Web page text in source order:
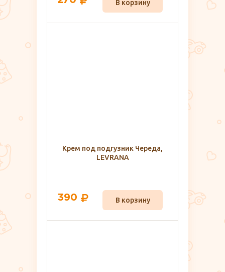
В корзину
Крем под подгузник Череда,
LEVRANA
390 В корзину